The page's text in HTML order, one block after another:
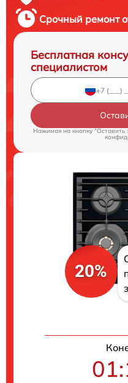
Срочный ремонт
Бесплатная
специалистом
Нажимая на кнопку "Оставить
20%